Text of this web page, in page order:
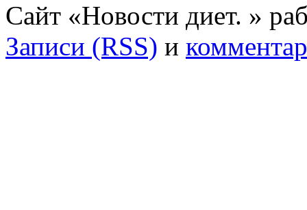
Сайт «Новости диет. »
Записи (RSS) и